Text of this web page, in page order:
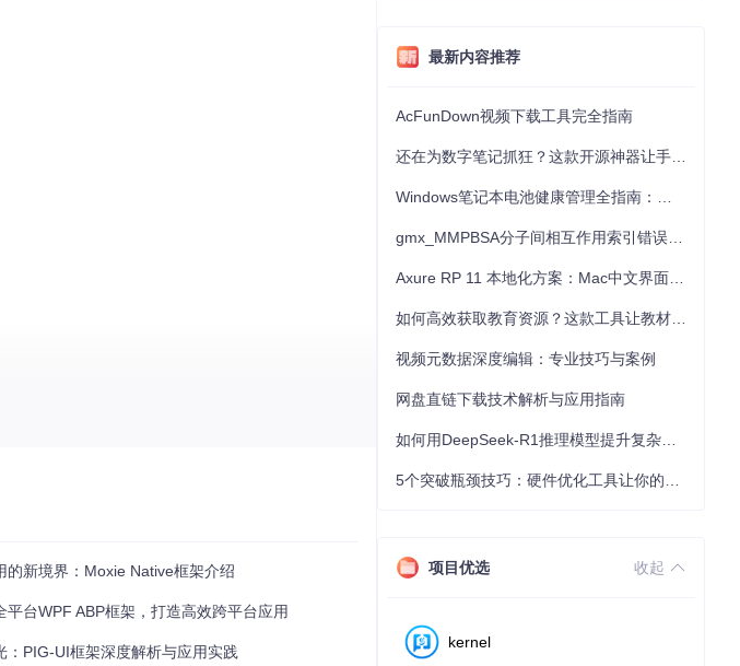
进度条等。每个组件都经过精心设计，支持皮肤
的新境界：Moxie Native框架介绍
平台WPF ABP框架，打造高效跨平台应用
：PIG-UI框架深度解析与应用实践
最新内容推荐
AcFunDown视频下载工具完全指南
视频元数据深度编辑：专业技巧与案例
网盘直链下载技术解析与应用指南
项目优选 收起
kernel